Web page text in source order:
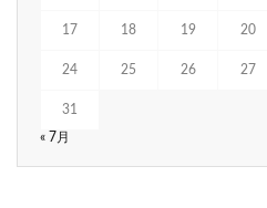
17 18 19 20
24 25 26 27
31
« 7月